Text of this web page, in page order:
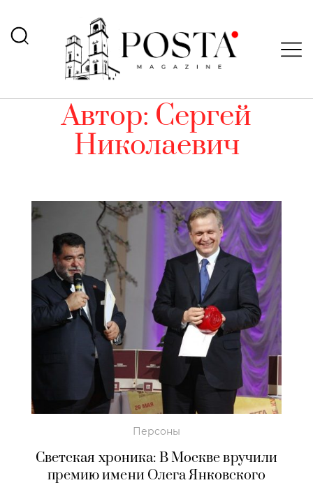
Автор: Сергей
Николаевич
Персоны
Светская хроника: В Москве вручили
премию имени Олега Янковского